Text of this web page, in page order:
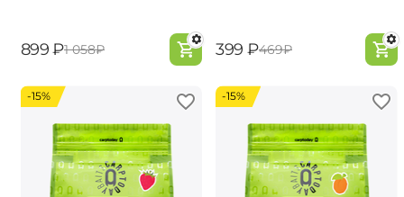
‍899‍ ₽‍1 058‍₽ ‍399‍ ₽‍469‍₽
-15% -15%